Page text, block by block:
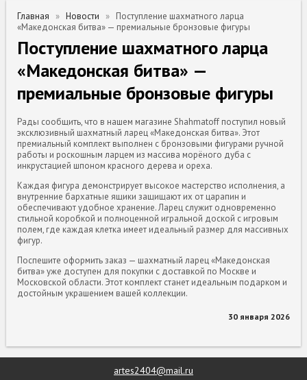
Главная Новости
Поступление шахматного ларца
«Македонская битва» — премиальные бронзовые фигуры
Поступление шахматного ларца
«Македонская битва» —
премиальные бронзовые фигуры
Рады сообщить, что в нашем магазине Shahmatoff поступил новый
эксклюзивный шахматный ларец «Македонская битва». Этот
премиальный комплект выполнен с бронзовыми фигурами ручной
работы и роскошным ларцем из массива морёного дуба с
инкрустацией шпоном красного дерева и ореха.
Каждая фигура демонстрирует высокое мастерство исполнения, а
внутренние бархатные ящики защищают их от царапин и
обеспечивают удобное хранение. Ларец служит одновременно
стильной коробкой и полноценной игральной доской с игровым
полем, где каждая клетка имеет идеальный размер для массивных
фигур.
Поспешите оформить заказ — шахматный ларец «Македонская
битва» уже доступен для покупки с доставкой по Москве и
Московской области. Этот комплект станет идеальным подарком и
достойным украшением вашей коллекции.
30 января 2026
artes2404@mail.ru